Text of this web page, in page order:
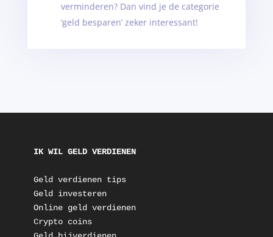
verminderen? Dan vind je de categorie
‘geld besparen’ zeker interessant!
IK WIL GELD VERDIENEN
Geld verdienen tips
Geld investeren
Online geld verdienen
Crypto coins